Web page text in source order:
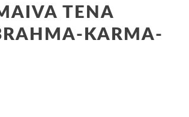
TENA
KARMA-